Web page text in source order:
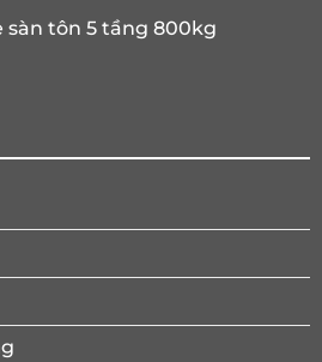
sàn tôn 5 tầng 800kg